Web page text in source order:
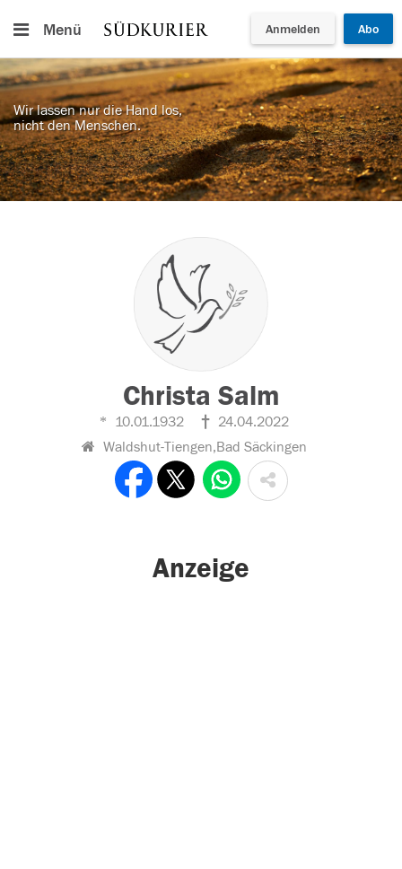
Menü Anmelden Abo
Wir lassen nur die Hand los,
nicht den Menschen.
Christa Salm
10.01.1932
24.04.2022
Waldshut-Tiengen,Bad Säckingen
Anzeige